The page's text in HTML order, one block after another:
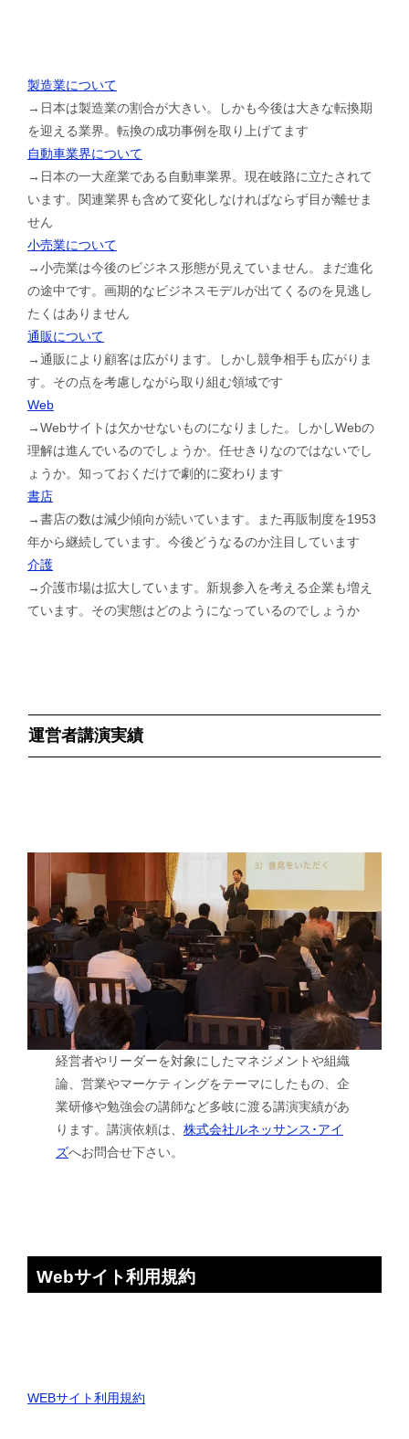
製造業について
→日本は製造業の割合が大きい。しかも今後は大きな転換期
を迎える業界。転換の成功事例を取り上げてます
自動車業界について
→日本の一大産業である自動車業界。現在岐路に立たされて
います。関連業界も含めて変化しなければならず目が離せま
せん
小売業について
→小売業は今後のビジネス形態が見えていません。まだ進化
の途中です。画期的なビジネスモデルが出てくるのを見逃し
たくはありません
通販について
→通販により顧客は広がります。しかし競争相手も広がりま
す。その点を考慮しながら取り組む領域です
Web
→Webサイトは欠かせないものになりました。しかしWebの
理解は進んでいるのでしょうか。任せきりなのではないでし
ょうか。知っておくだけで劇的に変わります
書店
→書店の数は減少傾向が続いています。また再販制度を1953
年から継続しています。今後どうなるのか注目しています
介護
→介護市場は拡大しています。新規参入を考える企業も増え
ています。その実態はどのようになっているのでしょうか
運営者講演実績
経営者やリーダーを対象にしたマネジメントや組織
論、営業やマーケティングをテーマにしたもの、企
業研修や勉強会の講師など多岐に渡る講演実績があ
ります。講演依頼は、株式会社ルネッサンス･アイ
ズへお問合せ下さい。
Webサイト利用規約
WEBサイト利用規約